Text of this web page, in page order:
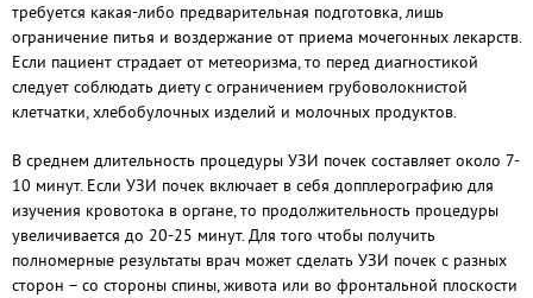
требуется какая-либо предварительная подготовка, лишь
ограничение питья и воздержание от приема мочегонных лекарств.
Если пациент страдает от метеоризма, то перед диагностикой
следует соблюдать диету с ограничением грубоволокнистой
клетчатки, хлебобулочных изделий и молочных продуктов.
В среднем длительность процедуры УЗИ почек составляет около 7-
10 минут. Если УЗИ почек включает в себя допплерографию для
изучения кровотока в органе, то продолжительность процедуры
увеличивается до 20-25 минут. Для того чтобы получить
полномерные результаты врач может сделать УЗИ почек с разных
сторон – со стороны спины, живота или во фронтальной плоскости